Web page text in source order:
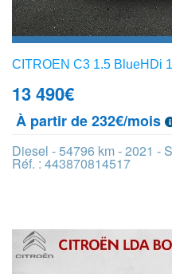
CITROEN C3 1.5 BlueHDi
13 490€
À partir de 232€/mois
Diesel - 54796 km - 2021 -
Réf. : 443870814517